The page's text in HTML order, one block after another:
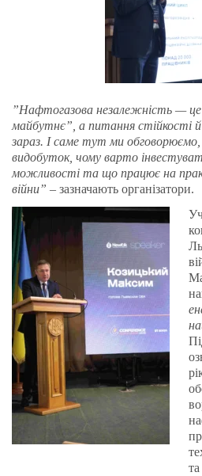
”Нафтогазова незалежність —
майбутнє”, а питання стійкості й
зараз. І саме тут ми обговорюємо,
видобуток, чому варто
можливості та що працює на
війни” – зазначають організатори.